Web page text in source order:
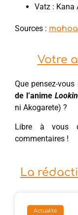
Vatz : Kana
Sources :
Votre
Que pensez-
de l’anime
ni Akogarete) ?
Libre à vous
commentaires !
La
Actualité